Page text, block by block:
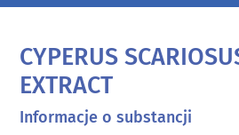
CYPERUS
EXTRACT
Informacje o substancji